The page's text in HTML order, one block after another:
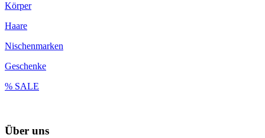
Körper
Haare
Nischenmarken
Geschenke
% SALE
Über uns